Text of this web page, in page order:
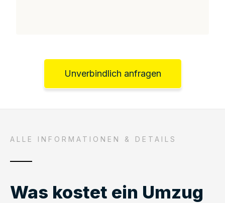
Unverbindlich anfragen
ALLE INFORMATIONEN & DETAILS
Was kostet ein Umzug